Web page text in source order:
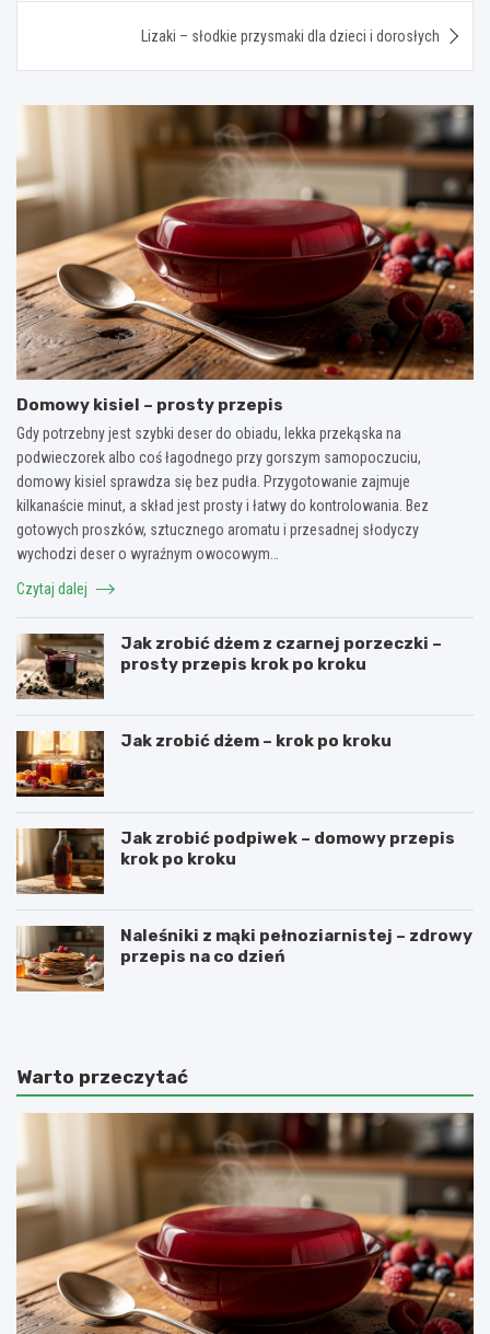
Lizaki – słodkie przysmaki dla dzieci i dorosłych
Domowy kisiel – prosty przepis
Gdy potrzebny jest szybki deser do obiadu, lekka przekąska na
podwieczorek albo coś łagodnego przy gorszym samopoczuciu,
domowy kisiel sprawdza się bez pudła. Przygotowanie zajmuje
kilkanaście minut, a skład jest prosty i łatwy do kontrolowania. Bez
gotowych proszków, sztucznego aromatu i przesadnej słodyczy
wychodzi deser o wyraźnym owocowym…
Czytaj dalej
Jak zrobić dżem z czarnej porzeczki –
prosty przepis krok po kroku
Jak zrobić dżem – krok po kroku
Jak zrobić podpiwek – domowy przepis
krok po kroku
Naleśniki z mąki pełnoziarnistej – zdrowy
przepis na co dzień
Warto przeczytać